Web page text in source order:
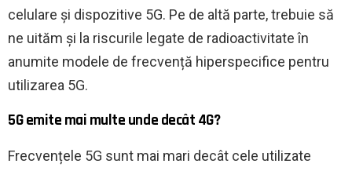
celulare și dispozitive 5G. Pe de altă parte, trebuie să
ne uităm și la riscurile legate de radioactivitate în
anumite modele de frecvență hiperspecifice pentru
utilizarea 5G.
5G emite mai multe unde decât 4G?
Frecvențele 5G sunt mai mari decât cele utilizate